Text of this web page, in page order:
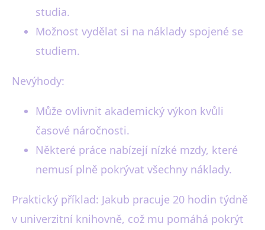
studia.
Možnost vydělat si na náklady spojené se
studiem.
Nevýhody:
Může ovlivnit akademický výkon kvůli
časové náročnosti.
Některé práce nabízejí nízké mzdy, které
nemusí plně pokrývat všechny náklady.
Praktický příklad: Jakub pracuje 20 hodin týdně
v univerzitní knihovně, což mu pomáhá pokrýt